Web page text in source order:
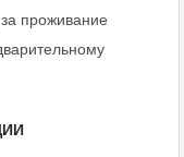
проживание